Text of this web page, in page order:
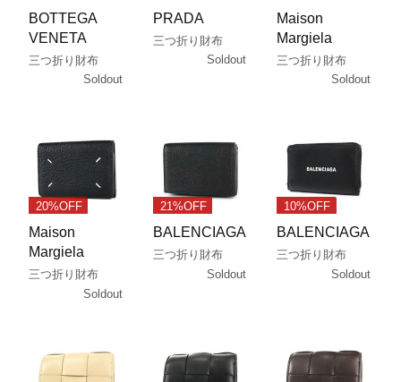
BOTTEGA
VENETA
三つ折り財布
Soldout
PRADA
三つ折り財布
Soldout
Maison
Margiela
三つ折り財布
Soldout
20%OFF
Maison
Margiela
三つ折り財布
Soldout
21%OFF
BALENCIAGA
三つ折り財布
Soldout
10%OFF
BALENCIAGA
三つ折り財布
Soldout